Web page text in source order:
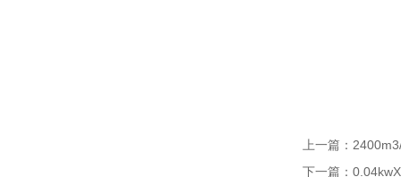
上一篇：
下一篇：